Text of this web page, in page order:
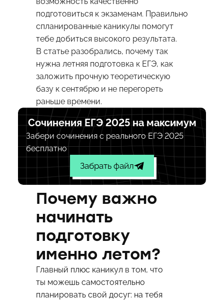
подготовиться к экзаменам. Правильно
спланированные каникулы помогут
тебе добиться высокого результата.
В статье разобрались, почему так
нужна летняя подготовка к ЕГЭ, как
заложить прочную теоретическую
базу к сентябрю и не перегореть
раньше времени.
Сочинения ЕГЭ 2025 на максимум
Забери сочинения с реального ЕГЭ 2025
бесплатно
Забрать файл
Почему важно
начинать
подготовку
именно летом?
Главный плюс каникул в том, что
ты можешь самостоятельно
планировать свой досуг: на тебя